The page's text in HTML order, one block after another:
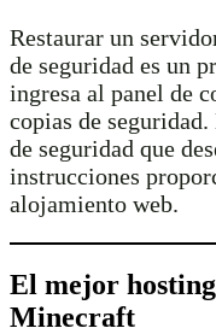
Restaurar un
de seguridad es un
ingresa al panel de
copias de
de seguridad que
instrucciones
alojamiento web.
El mejor
Minecraft